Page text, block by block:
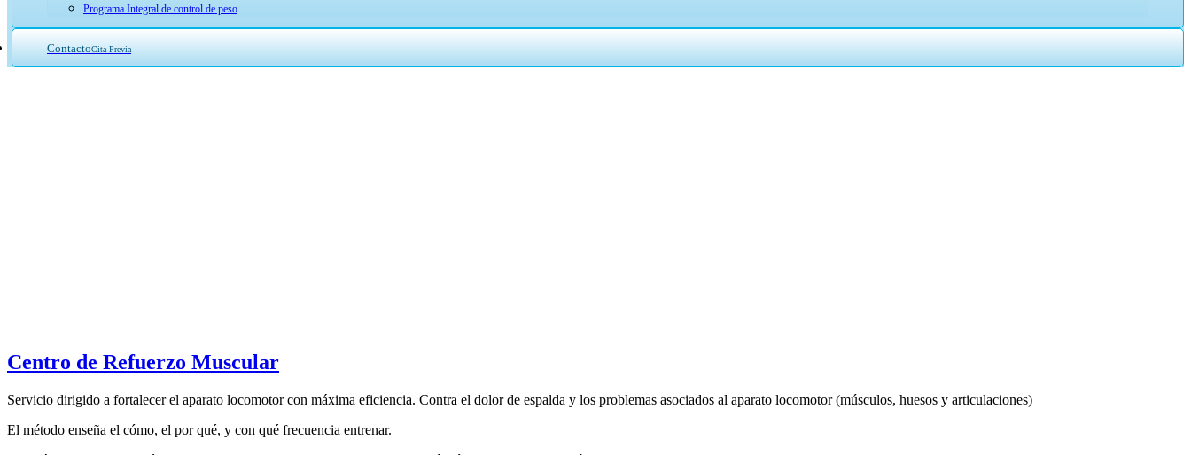
Programa Integral de control de peso
ContactoCita Previa
Centro de Refuerzo Muscular
Servicio dirigido a fortalecer el aparato locomotor con máxima eficiencia. Contra el dolor de espalda y los problemas asociados al aparato locomotor (músculos, huesos y articulaciones)
El método enseña el cómo, el por qué, y con qué frecuencia entrenar.